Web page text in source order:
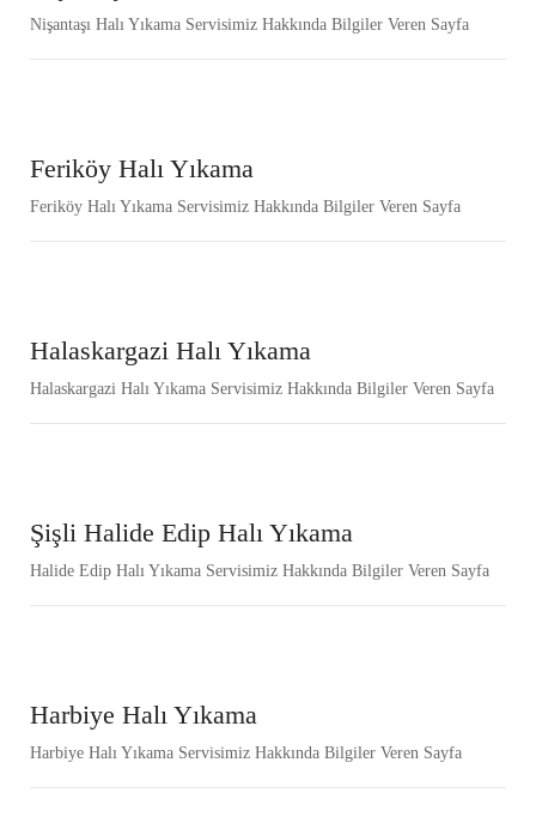
Nişantaşı Halı Yıkama Servisimiz Hakkında Bilgiler Veren Sayfa
Feriköy Halı Yıkama
Feriköy Halı Yıkama Servisimiz Hakkında Bilgiler Veren Sayfa
Halaskargazi Halı Yıkama
Halaskargazi Halı Yıkama Servisimiz Hakkında Bilgiler Veren Sayfa
Şişli Halide Edip Halı Yıkama
Halide Edip Halı Yıkama Servisimiz Hakkında Bilgiler Veren Sayfa
Harbiye Halı Yıkama
Harbiye Halı Yıkama Servisimiz Hakkında Bilgiler Veren Sayfa